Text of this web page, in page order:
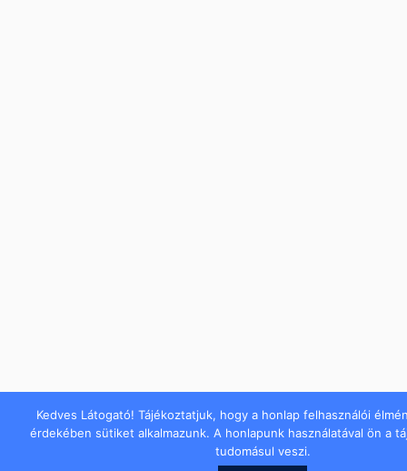
Kedves Látogató! Tájékoztatjuk, hogy a honlap felhasználói
érdekében sütiket alkalmazunk. A honlapunk használatával ön a
tudomásul veszi.